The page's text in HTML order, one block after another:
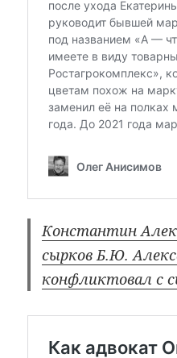
Константин
сырков Б.Ю.
конфликтовал с